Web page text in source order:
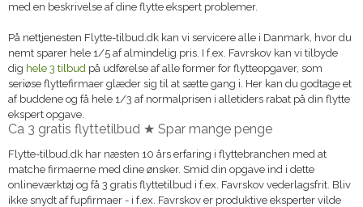
med en beskrivelse af dine flytte ekspert problemer.
På nettjenesten Flytte-tilbud.dk kan vi servicere alle i Danmark, hvor du
nemt sparer hele 1/5 af almindelig pris. I f.ex. Favrskov kan vi tilbyde
dig hele 3 tilbud på udførelse af alle former for flytteopgaver, som
seriøse flyttefirmaer glæder sig til at sætte gang i. Her kan du godtage et
af buddene og få hele 1/3 af normalprisen i alletiders rabat på din flytte
ekspert opgave.
Ca 3 gratis flyttetilbud ★ Spar mange penge
Flytte-tilbud.dk har næsten 10 års erfaring i flyttebranchen med at
matche firmaerne med dine ønsker. Smid din opgave ind i dette
onlineværktøj og få 3 gratis flyttetilbud i f.ex. Favrskov vederlagsfrit. Bliv
ikke snydt af fupfirmaer - i f.ex. Favrskov er produktive eksperter vilde